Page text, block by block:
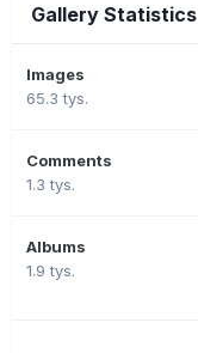
Gallery Statistics
Images
65.3 tys.
Comments
1.3 tys.
Albums
1.9 tys.